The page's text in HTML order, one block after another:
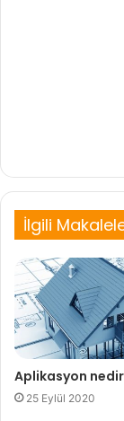
İlgili
Aplikasyon nedir
25 Eylül 2020